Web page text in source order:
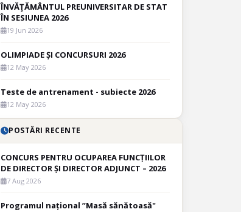
ÎNVĂŢĂMÂNTUL PREUNIVERSITAR DE STAT
ÎN SESIUNEA 2026
19 Jun 2026
OLIMPIADE ȘI CONCURSURI 2026
12 May 2026
Teste de antrenament - subiecte 2026
12 May 2026
POSTĂRI RECENTE
CONCURS PENTRU OCUPAREA FUNCȚIILOR
DE DIRECTOR ȘI DIRECTOR ADJUNCT – 2026
7 Aug 2026
Programul național ”Masă sănătoasă"